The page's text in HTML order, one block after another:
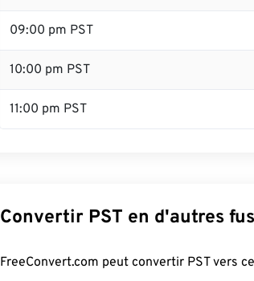
09:00 pm PST
10:00 pm PST
11:00 pm PST
Convertir PST en d'autres
FreeConvert.com peut convertir PST vers